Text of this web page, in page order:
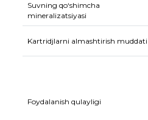
Suvning qo‘shimcha
mineralizatsiyasi
Kartridjlarni almashtirish muddati
Foydalanish qulayligi